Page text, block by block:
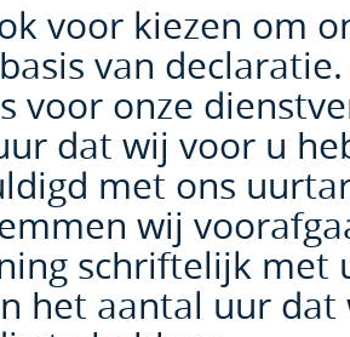
voor kiezen om
van
voor onze
dat wij voor u
met ons
wij
schriftelijk met
het aantal uur